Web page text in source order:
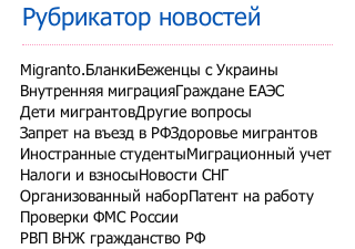
Рубрикатор новостей
Migranto.Бланки Беженцы с Украины
Внутренняя миграция Граждане ЕАЭС
Дети мигрантовДругие вопросы
Запрет на въезд в РФЗдоровье мигрантов
Иностранные студенты Миграционный учет
Налоги и взносы Новости СНГ
Организованный набор Патент на работу
Проверки ФМС России
РВП ВНЖ гражданство РФ